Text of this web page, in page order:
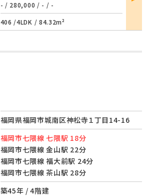
- / 280,000 / - / -
406 /4LDK / 84.32m²
詳細
福岡県福岡市城南区神松寺１丁目14-16
福岡市七隈線 七隈駅 18分
福岡市七隈線 金山駅 22分
福岡市七隈線 福大前駅 24分
福岡市七隈線 茶山駅 28分
築45年 / 4階建